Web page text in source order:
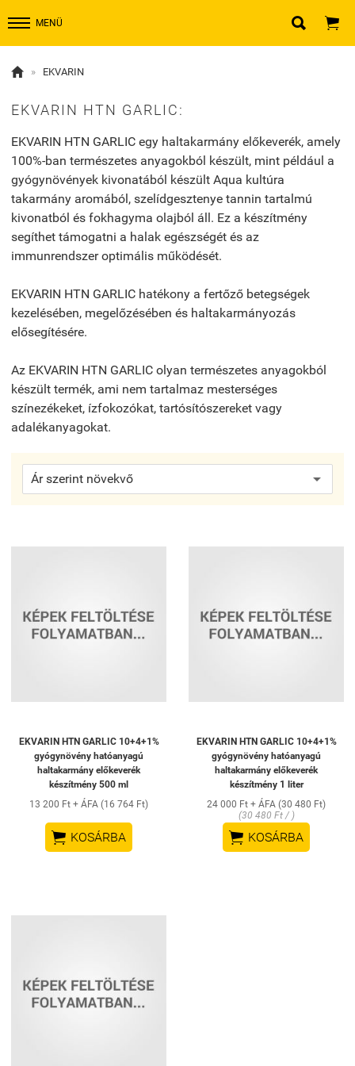
MENÜ  
 » EKVARIN
EKVARIN HTN GARLIC:
EKVARIN HTN GARLIC egy haltakarmány előkeverék, amely
100%-ban természetes anyagokból készült, mint például a
gyógynövények kivonatából készült Aqua kultúra
takarmány aromából, szelídgesztenye tannin tartalmú
kivonatból és fokhagyma olajból áll. Ez a készítmény
segíthet támogatni a halak egészségét és az
immunrendszer optimális működését.
EKVARIN HTN GARLIC hatékony a fertőző betegségek
kezelésében, megelőzésében és haltakarmányozás
elősegítésére.
Az EKVARIN HTN GARLIC olyan természetes anyagokból
készült termék, ami nem tartalmaz mesterséges
színezékeket, ízfokozókat, tartósítószereket vagy
adalékanyagokat.
EKVARIN HTN GARLIC 10+4+1%
gyógynövény hatóanyagú
haltakarmány előkeverék
készítmény 500 ml
13 200 Ft + ÁFA (16 764 Ft)
 KOSÁRBA
EKVARIN HTN GARLIC 10+4+1%
gyógynövény hatóanyagú
haltakarmány előkeverék
készítmény 1 liter
24 000 Ft + ÁFA (30 480 Ft)
(30 480 Ft / )
 KOSÁRBA